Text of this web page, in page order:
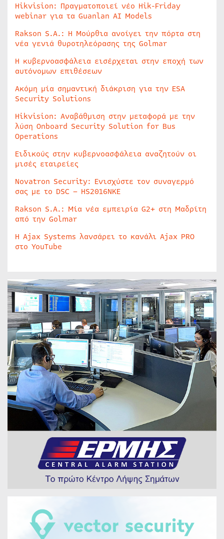
Hikvision: Πραγματοποιεί νέο Hik-Friday
webinar για τα Guanlan AI Models
Rakson S.A.: Η Μούρθια ανοίγει την πόρτα στη
νέα γενιά θυροτηλεόρασης της Golmar
Η κυβερνοασφάλεια εισέρχεται στην εποχή των
αυτόνομων επιθέσεων
Ακόμη μία σημαντική διάκριση για την ESA
Security Solutions
Hikvision: Αναβάθμιση στην μεταφορά με την
λύση Onboard Security Solution for Bus
Operations
Ειδικούς στην κυβερνοασφάλεια αναζητούν οι
μισές εταιρείες
Novatron Security: Ενισχύστε τον συναγερμό
σας με το DSC – HS2016NKE
Rakson S.A.: Μία νέα εμπειρία G2+ στη Μαδρίτη
από την Golmar
Η Ajax Systems λανσάρει το κανάλι Ajax PRO
στο YouTube